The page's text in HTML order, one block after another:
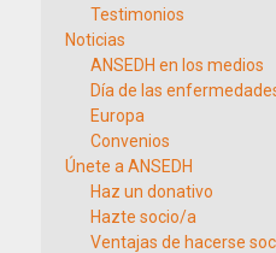
Testimonios
Noticias
ANSEDH en los medios
Día de las
Europa
Convenios
Únete a ANSEDH
Haz un donativo
Hazte socio/a
Ventajas de hacerse